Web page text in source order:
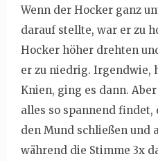
Wenn der Hocker ganz
darauf stellte, war er zu
Hocker höher drehten
er zu niedrig. Irgendwie,
Knien, ging es dann.
alles so spannend
den Mund schließen und
während die Stimme 3x